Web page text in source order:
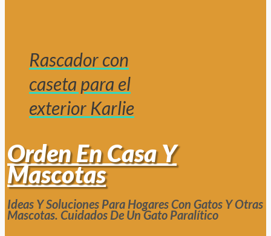
Rascador con
caseta para el
exterior Karlie
Orden En Casa Y
Mascotas
Ideas Y Soluciones Para Hogares Con Gatos Y Otras
Mascotas. Cuidados De Un Gato Paralítico